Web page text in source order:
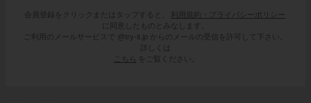
会員登録をクリックまたはタップすると、
利用規約・プライバシーポリシー
に同意したものとみなします。
ご利用のメールサービスで @try-it.jp からのメールの受信を許可して下さい。
詳しくは
こちら
をご覧ください。